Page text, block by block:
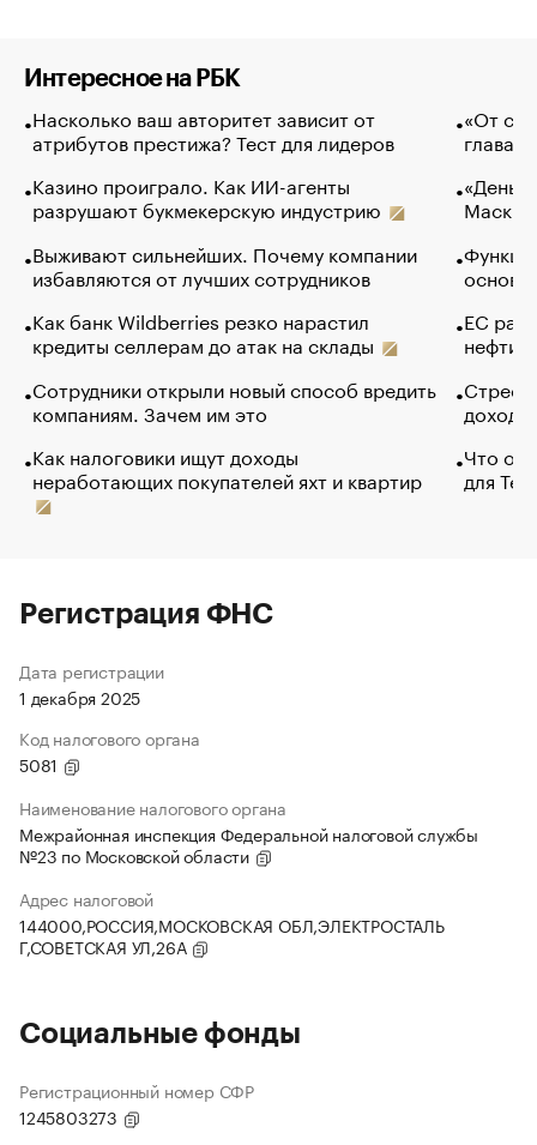
Интересное на РБК
Насколько ваш авторитет зависит от
атрибутов престижа? Тест для лидеров
Казино проиграло. Как ИИ-агенты
разрушают букмекерскую индустрию
Выживают сильнейших. Почему компании
избавляются от лучших сотрудников
Как банк Wildberries резко нарастил
кредиты селлерам до атак на склады
Сотрудники открыли новый способ вредить
компаниям. Зачем им это
Как налоговики ищут доходы
неработающих покупателей яхт и квартир
«От
глава
Маск в
основ
ЕС
нефти
Что
для
Регистрация ФНС
Дата регистрации
1 декабря 2025
Код налогового органа
5081
Наименование налогового органа
Межрайонная инспекция Федеральной налоговой службы
№23 по Московской области
Адрес налоговой
144000,РОССИЯ,МОСКОВСКАЯ ОБЛ,ЭЛЕКТРОСТАЛЬ
Г,СОВЕТСКАЯ УЛ,26А
Социальные фонды
Регистрационный номер СФР
1245803273